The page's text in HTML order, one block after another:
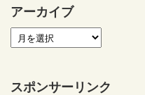
アーカイブ
スポンサーリンク